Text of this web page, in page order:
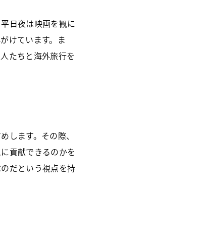
日夜は映画を観に
けています。ま
たちと海外旅行を
します。その際、
貢献できるのかを
だという視点を持